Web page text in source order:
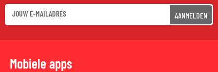
AANMELDEN
Mobiele apps